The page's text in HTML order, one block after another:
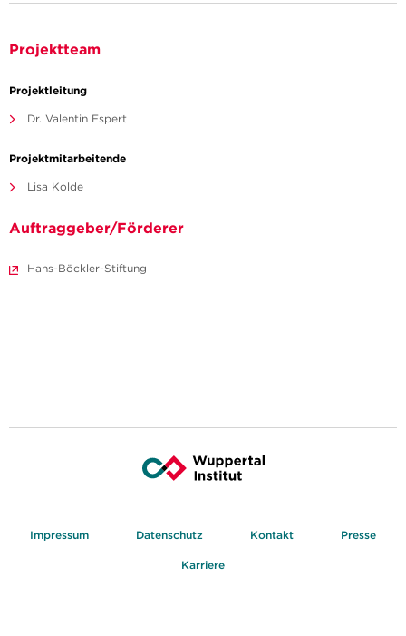
Projektteam
Projektleitung
Dr. Valentin Espert
Projektmitarbeitende
Lisa Kolde
Auftraggeber/Förderer
Hans-Böckler-Stiftung
Impressum Datenschutz Kontakt Presse
Karriere